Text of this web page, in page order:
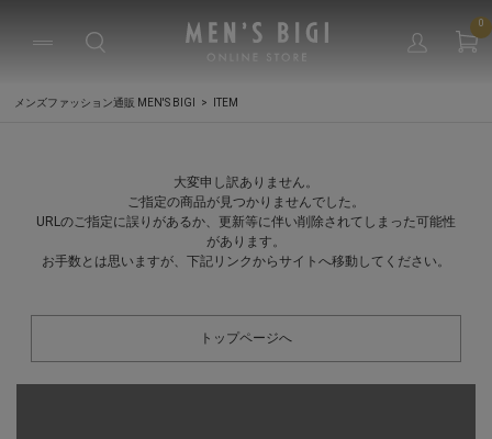
0
メンズファッション通販 MEN'S BIGI ITEM
大変申し訳ありません。
ご指定の商品が見つかりませんでした。
URLのご指定に誤りがあるか、更新等に伴い削除されてしまった可能性
があります。
お手数とは思いますが、下記リンクからサイトへ移動してください。
トップページへ